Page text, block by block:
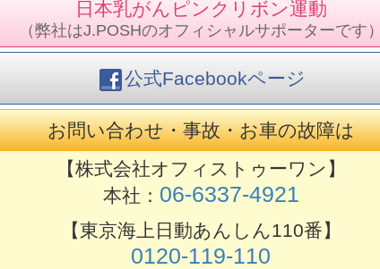
日本乳がんピンクリボン運動
（弊社はJ.POSHのオフィシャルサポーターです）
公式Facebookページ
お問い合わせ・事故・お車の故障は
【株式会社オフィストゥーワン】
本社： 06-6337-4921
【東京海上日動あんしん110番】
0120-119-110